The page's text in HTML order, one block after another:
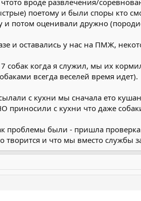
вроде развлечения/
поетому и были споры кто
и потом оценивали дружно
и оставались у нас на ПМЖ,
когда я служил, мы их
всегда веселей время идет).
с кухни мы сначала ето
приносили с кухни что даже
проблемы были - пришла
творится и что мы вместо службы